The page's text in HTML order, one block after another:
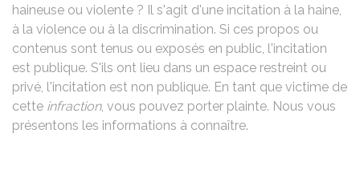
haineuse ou violente ? Il s'agit d'une incitation à la haine,
à la violence ou à la discrimination. Si ces propos ou
contenus sont tenus ou exposés en public, l'incitation
est publique. S'ils ont lieu dans un espace restreint ou
privé, l'incitation est non publique. En tant que victime de
cette infraction, vous pouvez porter plainte. Nous vous
présentons les informations à connaître.